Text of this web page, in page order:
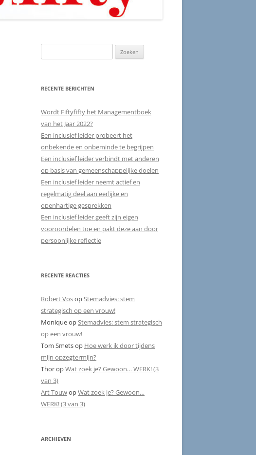
naar:
RECENTE BERICHTEN
Wordt Fiftyfifty het Managementboek
van het Jaar 2022?
Een inclusief leider probeert het
onbekende en onbeminde te begrijpen
Een inclusief leider verbindt met anderen
op basis van gemeenschappelijke doelen
Een inclusief leider neemt actief en
regelmatig deel aan eerlijke en
openhartige gesprekken
Een inclusief leider geeft zijn eigen
vooroordelen toe en pakt deze aan door
persoonlijke reflectie
RECENTE REACTIES
Robert Vosop Stemadvies: stem
strategisch op een vrouw!
Moniqueop Stemadvies: stem strategisch
op een vrouw!
Tom Smetsop Hoe werk ik door tijdens
mijn opzegtermijn?
ThoropWat zoek je? Gewoon… WERK! (3
van 3)
Art TouwopWat zoek je? Gewoon…
WERK! (3 van 3)
ARCHIEVEN